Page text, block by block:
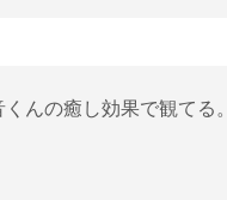
んの癒し効果で観てる。